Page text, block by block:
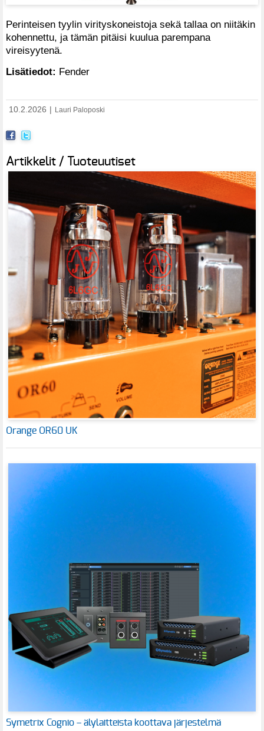
Perinteisen tyylin virityskoneistoja sekä tallaa on niitäkin
kohennettu, ja tämän pitäisi kuulua parempana
vireisyytenä.
Lisätiedot: Fender
10.2.2026 | Lauri Paloposki
Artikkelit / Tuoteuutiset
Orange OR60 UK
Symetrix Cognio – älylaitteista koottava järjestelmä